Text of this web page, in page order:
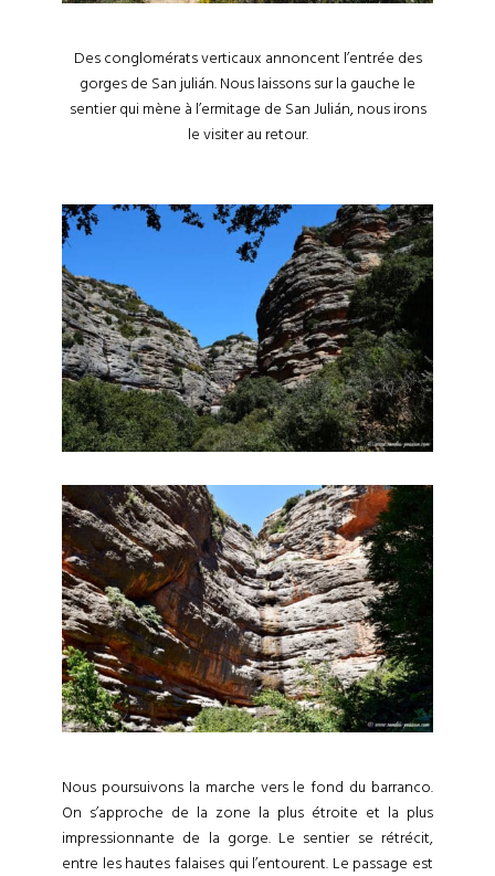
Des conglomérats verticaux annoncent l’entrée des
gorges de San julián. Nous laissons sur la gauche le
sentier qui mène à l’ermitage de San Julián, nous irons
le visiter au retour.
Nous poursuivons la marche vers le fond du barranco.
On s’approche de la zone la plus étroite et la plus
impressionnante de la gorge. Le sentier se rétrécit,
entre les hautes falaises qui l’entourent. Le passage est